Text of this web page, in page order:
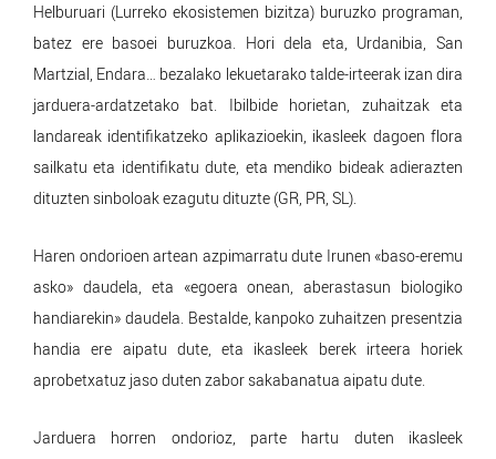
Helburuari (Lurreko ekosistemen bizitza) buruzko programan,
batez ere basoei buruzkoa. Hori dela eta, Urdanibia, San
Martzial, Endara… bezalako lekuetarako talde-irteerak izan dira
jarduera-ardatzetako bat. Ibilbide horietan, zuhaitzak eta
landareak identifikatzeko aplikazioekin, ikasleek dagoen flora
sailkatu eta identifikatu dute, eta mendiko bideak adierazten
dituzten sinboloak ezagutu dituzte (GR, PR, SL).
Haren ondorioen artean azpimarratu dute Irunen «baso-eremu
asko» daudela, eta «egoera onean, aberastasun biologiko
handiarekin» daudela. Bestalde, kanpoko zuhaitzen presentzia
handia ere aipatu dute, eta ikasleek berek irteera horiek
aprobetxatuz jaso duten zabor sakabanatua aipatu dute.
Jarduera horren ondorioz, parte hartu duten ikasleek